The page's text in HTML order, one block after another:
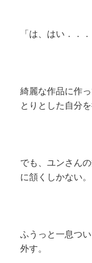
「は、はい．．．
綺麗な作品に作
とりとした自分を
でも、ユンさん
に頷くしかない。
ふうっと一息つ
外す。